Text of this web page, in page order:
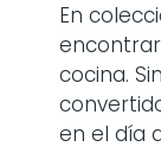
En
cocina.
en el día